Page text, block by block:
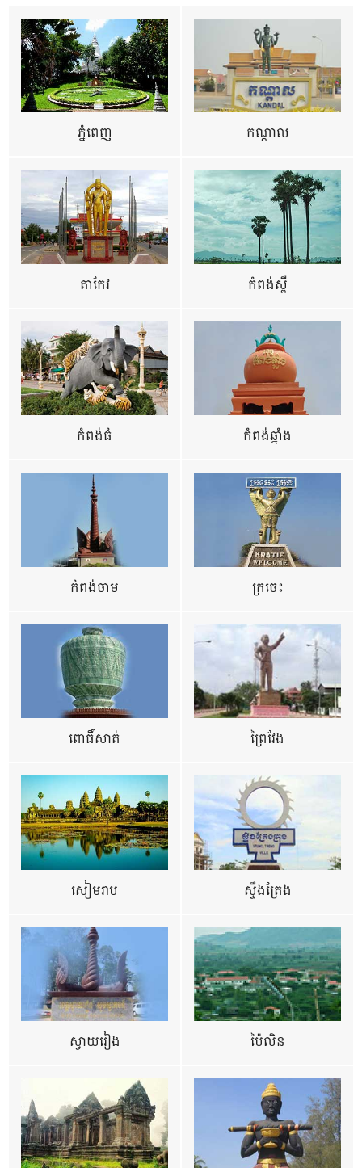
ភ្នំពេញ កណ្តាល
តាកែវ កំពង់ស្ពឺ
កំពង់ធំ កំពង់ឆ្នាំង
កំពង់ចាម ក្រចេះ
ពោធិ៍សាត់ ព្រៃវែង
សៀមរាប ស្ទឹងត្រែង
ស្វាយរៀង ប៉ៃលិន